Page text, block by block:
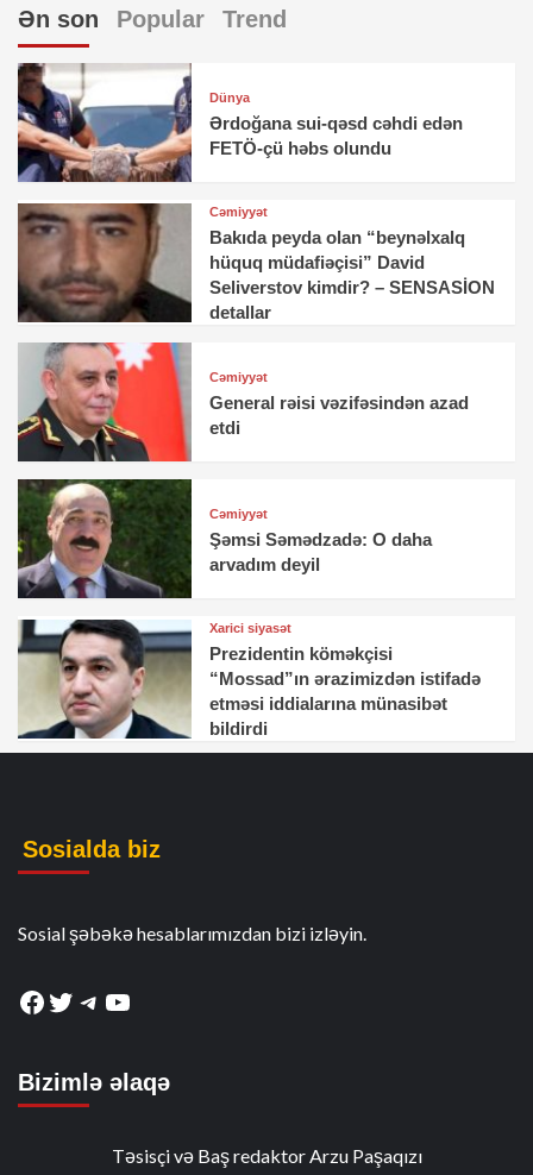
Ən son Popular Trend
Dünya
Ərdoğana sui-qəsd cəhdi edən
FETÖ-çü həbs olundu
Cəmiyyət
Bakıda peyda olan “beynəlxalq
hüquq müdafiəçisi” David
Seliverstov kimdir? – SENSASİON
detallar
Cəmiyyət
General rəisi vəzifəsindən azad
etdi
Cəmiyyət
Şəmsi Səmədzadə: O daha
arvadım deyil
Xarici siyasət
Prezidentin köməkçisi
“Mossad”ın ərazimizdən istifadə
etməsi iddialarına münasibət
bildirdi
Sosialda biz
Sosial şəbəkə hesablarımızdan bizi izləyin.
Facebook
Twitter
Telegram
YouTube
Bizimlə əlaqə
Təsisçi və Baş redaktor Arzu Paşaqızı